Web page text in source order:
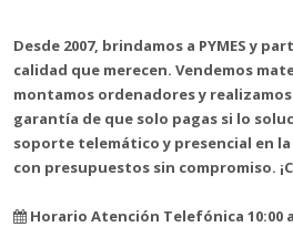
Desde 2007, brindamos a PYMES y
calidad que merecen. Vendemos
montamos ordenadores y
garantía de que solo pagas si lo
soporte telemático y presencial en
con presupuestos sin compromiso.
Horario Atención Telefónica 10:00